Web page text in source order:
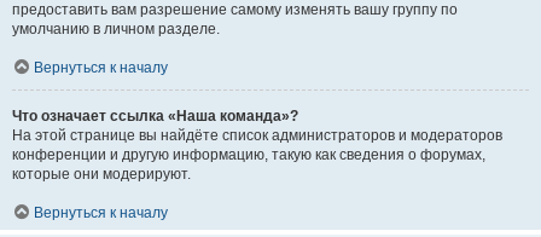
предоставить вам разрешение самому изменять вашу группу по
умолчанию в личном разделе.
Вернуться к началу
Что означает ссылка «Наша команда»?
На этой странице вы найдёте список администраторов и модераторов
конференции и другую информацию, такую как сведения о форумах,
которые они модерируют.
Вернуться к началу